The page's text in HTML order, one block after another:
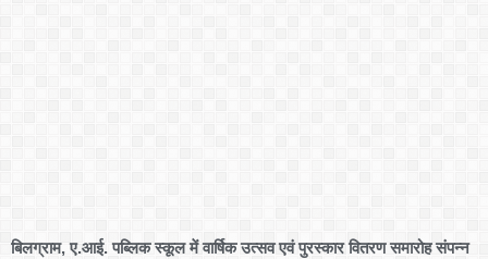
बिलग्राम, ए.आई. पब्लिक स्कूल में वार्षिक उत्सव एवं पुरस्कार वितरण समारोह संपन्न